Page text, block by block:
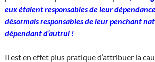
eux étaient responsables de leur
désormais responsables de leur penchant
dépendant d’autrui !
Il est en effet plus pratique d’attribuer la